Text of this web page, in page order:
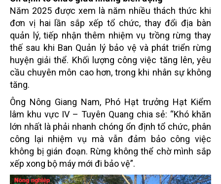
Năm 2025 được xem là năm nhiều thách thức khi
đơn vị hai lần sắp xếp tổ chức, thay đổi địa bàn
quản lý, tiếp nhận thêm nhiệm vụ trồng rừng thay
thế sau khi Ban Quản lý bảo vệ và phát triển rừng
huyện giải thể. Khối lượng công việc tăng lên, yêu
cầu chuyên môn cao hơn, trong khi nhân sự không
tăng.
Ông Nông Giang Nam, Phó Hạt trưởng Hạt Kiểm
lâm khu vực IV – Tuyên Quang chia sẻ: “Khó khăn
lớn nhất là phải nhanh chóng ổn định tổ chức, phân
công lại nhiệm vụ mà vẫn đảm bảo công việc
không bị gián đoạn. Rừng không thể chờ mình sắp
xếp xong bộ máy mới đi bảo vệ”.